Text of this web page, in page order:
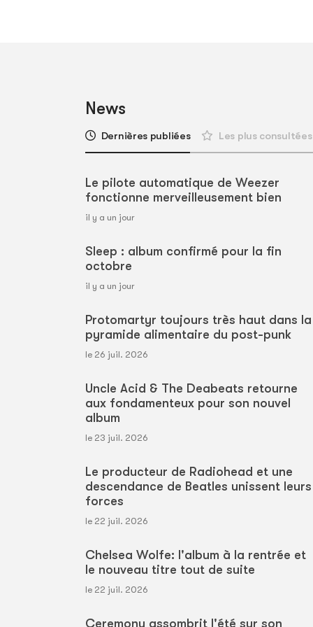
News
Dernières publiées Les plus consultées
Le pilote automatique de Weezer
fonctionne merveilleusement bien
il y a un jour
Sleep : album confirmé pour la fin
octobre
il y a un jour
Protomartyr toujours très haut dans la
pyramide alimentaire du post-punk
le 26 juil. 2026
Uncle Acid & The Deabeats retourne
aux fondamenteux pour son nouvel
album
le 23 juil. 2026
Le producteur de Radiohead et une
descendance de Beatles unissent leurs
forces
le 22 juil. 2026
Chelsea Wolfe: l'album à la rentrée et
le nouveau titre tout de suite
le 22 juil. 2026
Ceremony assombrit l'été sur son